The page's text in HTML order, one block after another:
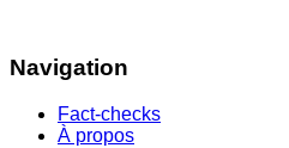
Navigation
Fact-checks
À propos